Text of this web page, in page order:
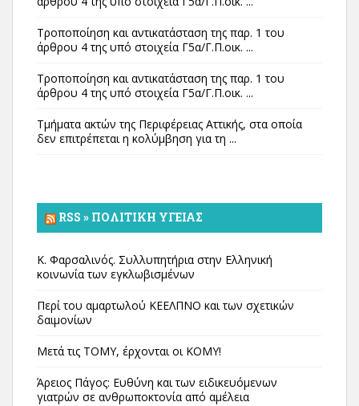
Τροποποίηση και αντικατάσταση της παρ. 1 του
άρθρου 4 της υπό στοιχεία Γ5α/Γ.Π.οικ. ...
Τροποποίηση και αντικατάσταση της παρ. 1 του
άρθρου 4 της υπό στοιχεία Γ5α/Γ.Π.οικ. ...
Τμήματα ακτών της Περιφέρειας Αττικής, στα οποία
δεν επιτρέπεται η κολύμβηση για τη ...
RSS » ΠΟΛΙΤΙΚΉ ΥΓΕΊΑΣ
Κ. Φαρσαλινός. Συλλυπητήρια στην Ελληνική
κοινωνία των εγκλωβισμένων
Περί του αμαρτωλού ΚΕΕΛΠΝΟ και των σχετικών
δαιμονίων
Μετά τις ΤΟΜΥ, έρχονται οι ΚΟΜΥ!
Άρειος Πάγος: Ευθύνη και των ειδικευόμενων
γιατρών σε ανθρωποκτονία από αμέλεια